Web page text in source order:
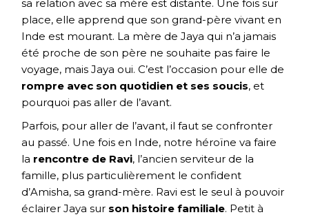
sa relation avec sa mère est distante. Une fois sur
place, elle apprend que son grand-père vivant en
Inde est mourant. La mère de Jaya qui n’a jamais
été proche de son père ne souhaite pas faire le
voyage, mais Jaya oui. C’est l’occasion pour elle de
rompre avec son quotidien et ses soucis, et
pourquoi pas aller de l’avant.
Parfois, pour aller de l’avant, il faut se confronter
au passé. Une fois en Inde, notre héroïne va faire
la rencontre de Ravi, l’ancien serviteur de la
famille, plus particulièrement le confident
d’Amisha, sa grand-mère. Ravi est le seul à pouvoir
éclairer Jaya sur son histoire familiale. Petit à